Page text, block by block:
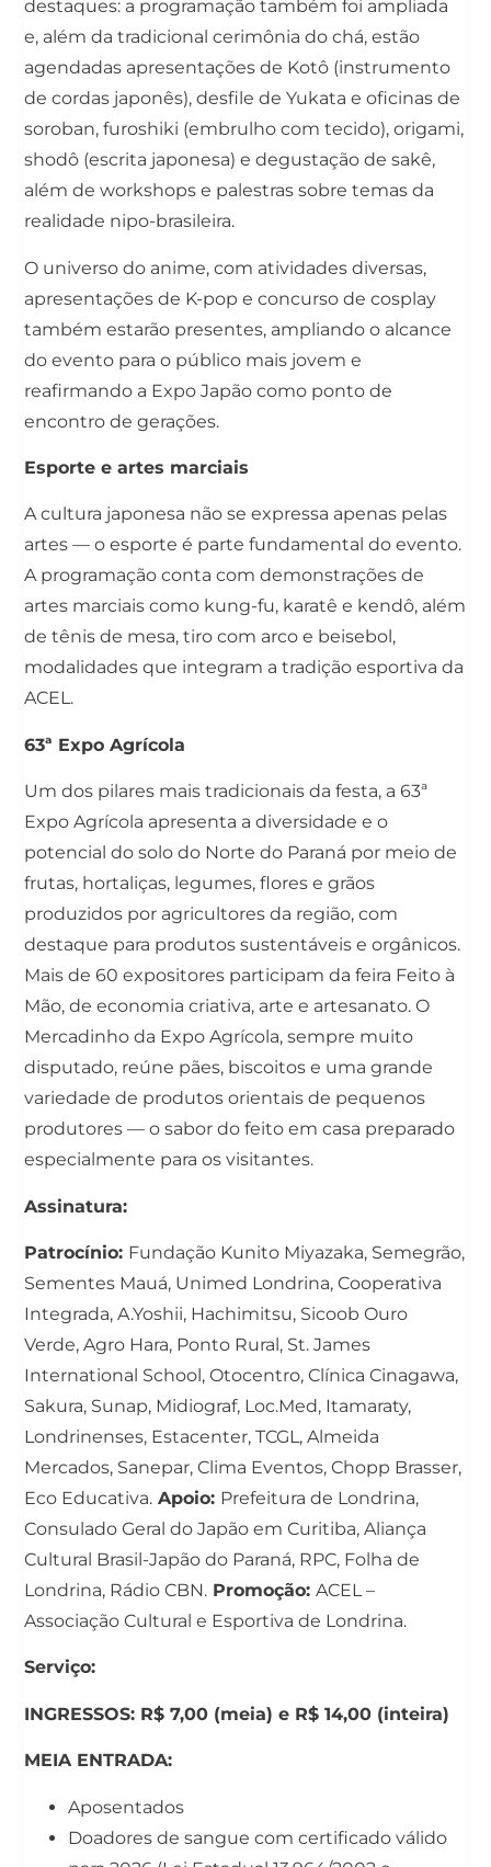
destaques: a programação também foi ampliada
e, além da tradicional cerimônia do chá, estão
agendadas apresentações de Kotô (instrumento
de cordas japonês), desfile de Yukata e oficinas de
soroban, furoshiki (embrulho com tecido), origami,
shodô (escrita japonesa) e degustação de sakê,
além de workshops e palestras sobre temas da
realidade nipo-brasileira.
O universo do anime, com atividades diversas,
apresentações de K-pop e concurso de cosplay
também estarão presentes, ampliando o alcance
do evento para o público mais jovem e
reafirmando a Expo Japão como ponto de
encontro de gerações.
Esporte e artes marciais
A cultura japonesa não se expressa apenas pelas
artes — o esporte é parte fundamental do evento.
A programação conta com demonstrações de
artes marciais como kung-fu, karatê e kendô, além
de tênis de mesa, tiro com arco e beisebol,
modalidades que integram a tradição esportiva da
ACEL.
63ª Expo Agrícola
Um dos pilares mais tradicionais da festa, a 63ª
Expo Agrícola apresenta a diversidade e o
potencial do solo do Norte do Paraná por meio de
frutas, hortaliças, legumes, flores e grãos
produzidos por agricultores da região, com
destaque para produtos sustentáveis e orgânicos.
Mais de 60 expositores participam da feira Feito à
Mão, de economia criativa, arte e artesanato. O
Mercadinho da Expo Agrícola, sempre muito
disputado, reúne pães, biscoitos e uma grande
variedade de produtos orientais de pequenos
produtores — o sabor do feito em casa preparado
especialmente para os visitantes.
Assinatura:
Patrocínio: Fundação Kunito Miyazaka, Semegrão,
Sementes Mauá, Unimed Londrina, Cooperativa
Integrada, A.Yoshii, Hachimitsu, Sicoob Ouro
Verde, Agro Hara, Ponto Rural, St. James
International School, Otocentro, Clínica Cinagawa,
Sakura, Sunap, Midiograf, Loc.Med, Itamaraty,
Londrinenses, Estacenter, TCGL, Almeida
Mercados, Sanepar, Clima Eventos, Chopp Brasser,
Eco Educativa. Apoio: Prefeitura de Londrina,
Consulado Geral do Japão em Curitiba, Aliança
Cultural Brasil-Japão do Paraná, RPC, Folha de
Londrina, Rádio CBN. Promoção:ACEL –
Associação Cultural e Esportiva de Londrina.
Serviço:
INGRESSOS: R$ 7,00 (meia) e R$ 14,00 (inteira)
MEIA ENTRADA:
Aposentados
Doadores de sangue com certificado válido